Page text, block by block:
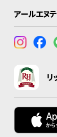
アールエヌ
リ